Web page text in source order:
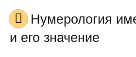
Нумерология имени Тавори
и его значение